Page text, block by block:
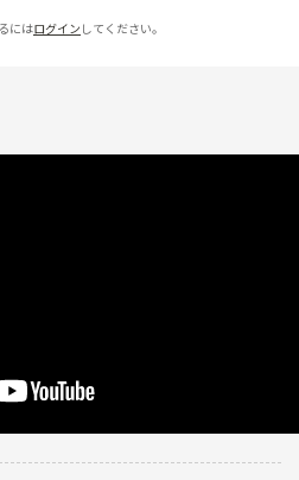
さとトレードオフで最後の一滴まで飲
この点は残念。
もしれないが、ストレーナーがないの
にはログイン してください。